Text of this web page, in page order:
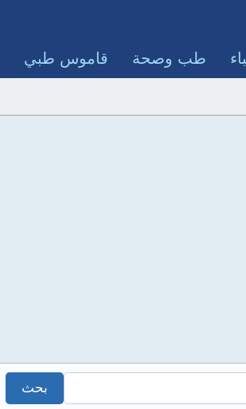
طب وصحة قاموس طبي